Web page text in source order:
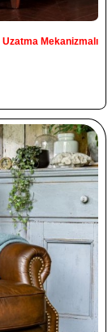
Mekanizmalı